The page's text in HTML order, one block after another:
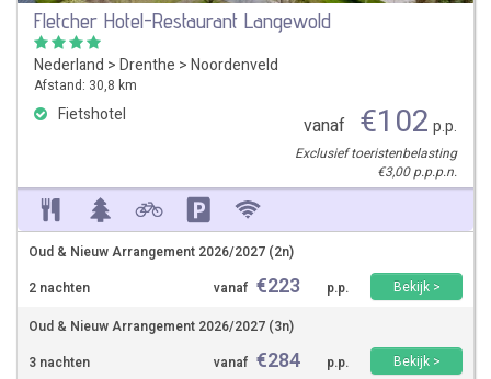
Fletcher Hotel-Restaurant Langewold
Nederland >Drenthe >Noordenveld
Afstand: 30,8 km
Fietshotel vanaf €102 p.p.
Exclusief toeristenbelasting
€3,00 p.p.p.n.
Oud & Nieuw Arrangement 2026/2027 (2n)
2 nachten
vanaf €223 p.p.
Bekijk >
Oud & Nieuw Arrangement 2026/2027 (3n)
3 nachten
vanaf €284 p.p.
Bekijk >